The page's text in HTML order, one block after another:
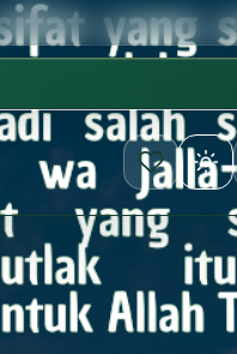
كتب الشيخ هيثم سرحان حفظه ✦